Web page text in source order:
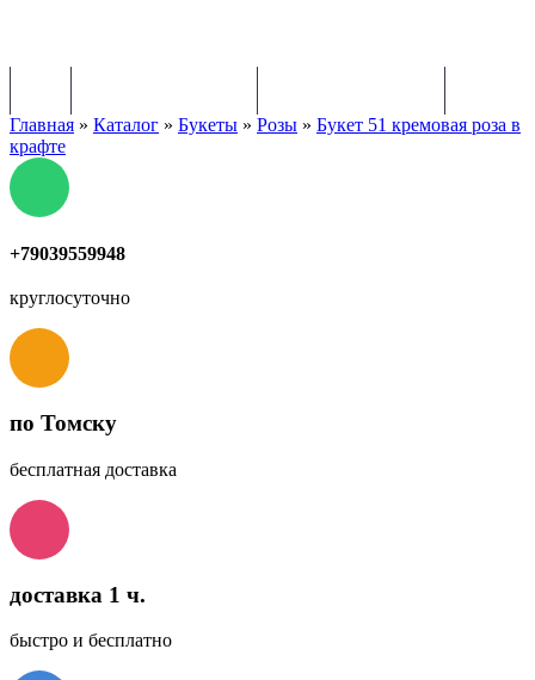
Главная » Каталог » Букеты » Розы » Букет 51 кремовая роза в
крафте
+79039559948
круглосуточно
по Томску
бесплатная доставка
доставка 1 ч.
быстро и бесплатно